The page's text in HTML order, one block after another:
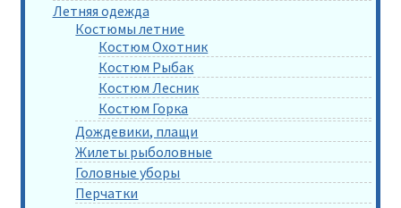
Летняя одежда
Костюмы летние
Костюм Охотник
Костюм Рыбак
Костюм Лесник
Костюм Горка
Дождевики, плащи
Жилеты рыболовные
Головные уборы
Перчатки